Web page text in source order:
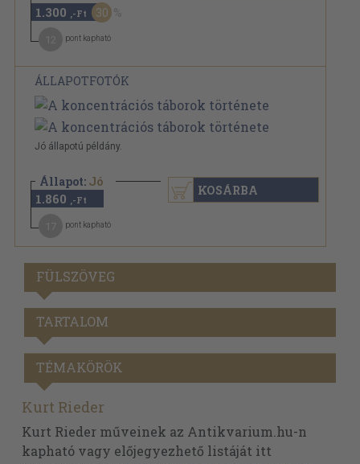
1.300 ,-Ft 30
pont kapható
ÁLLAPOTFOTÓK
Jó állapotú példány.
Állapot: Jó
1.860 ,-Ft
pont kapható
KOSÁRBA
FÜLSZÖVEG
TARTALOM
TÉMAKÖRÖK
Kurt Rieder
Kurt Rieder műveinek az Antikvarium.hu-n
kapható vagy előjegyezhető listáját itt